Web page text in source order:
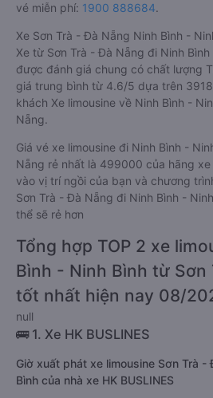
vé miễn phí: 1900 888684.
Xe Sơn Trà - Đà Nẵng Ninh Bình -
Xe từ Sơn Trà - Đà Nẵng đi Ninh Bình
được đánh giá chung có chất lượng
giá trung bình từ 4.6/5 dựa trên
khách Xe limousine về Ninh Bình -
Nẵng.
Giá vé xe limousine đi Ninh Bình -
Nẵng rẻ nhất là 499000 của hãng
vào vị trí ngồi của bạn và chương
Sơn Trà - Đà Nẵng đi Ninh Bình -
thể sẽ rẻ hơn
Tổng hợp TOP 2 xe
Bình - Ninh Bình từ Sơn
tốt nhất hiện nay 08/
null
🚌 1. Xe HK BUSLINES
Giờ xuất phát xe limousine Sơn Trà -
Bình của nhà xe HK BUSLINES